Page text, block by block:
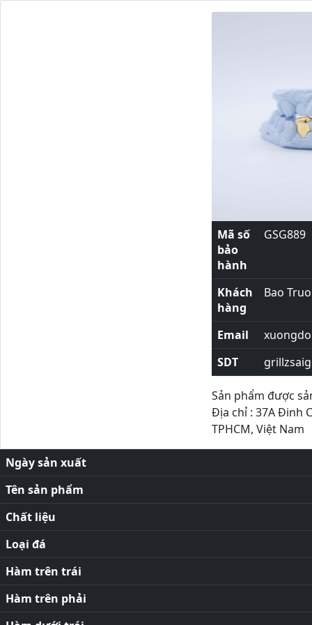
Mã số
bảo
hành
GSG889
Khách
hàng
Bao
Email
SDT
Sản phẩm được
Địa chỉ : 37A Đinh
TPHCM, Việt Nam
Ngày sản xuất
Tên sản phẩm
Chất liệu
Loại đá
Hàm trên trái
Hàm trên phải